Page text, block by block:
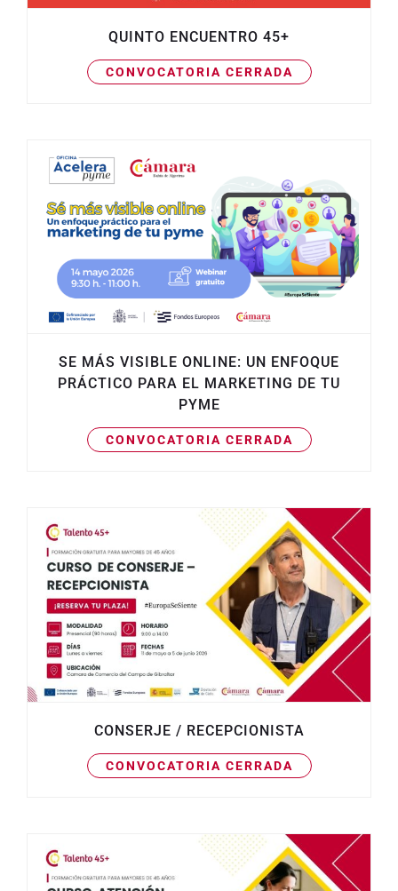
QUINTO ENCUENTRO 45+
CONVOCATORIA CERRADA
SE MÁS VISIBLE ONLINE: UN ENFOQUE
PRÁCTICO PARA EL MARKETING DE TU
PYME
CONVOCATORIA CERRADA
CONSERJE / RECEPCIONISTA
CONVOCATORIA CERRADA